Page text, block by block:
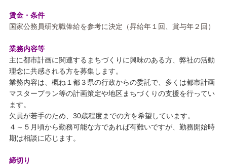
賃金・条件
国家公務員研究職俸給を参考に決定（昇給年１回、賞与年２回）
業務内容等
主に都市計画に関連するまちづくりに興味のある方、弊社の活動
理念に共感される方を募集します。
業務内容は、概ね１都３県の行政からの委託で、多くは都市計画
マスタープラン等の計画策定や地区まちづくりの支援を行ってい
ます。
欠員が若手のため、30歳程度までの方を希望しています。
４～５月頃から勤務可能な方であれば有難いですが、勤務開始時
期は相談に応じます。
締切り